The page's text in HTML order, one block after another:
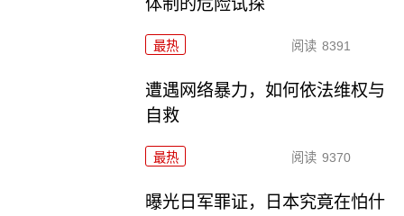
体制的危险试探
最热 阅读 8391
遭遇网络暴力，如何依法维权与
自救
最热 阅读 9370
曝光日军罪证，日本究竟在怕什